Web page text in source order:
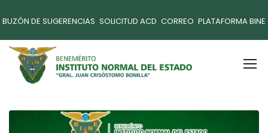
BUZÓN DE SUGERENCIAS SOLICITUD ACD CORREO PLATAFORMA BINE